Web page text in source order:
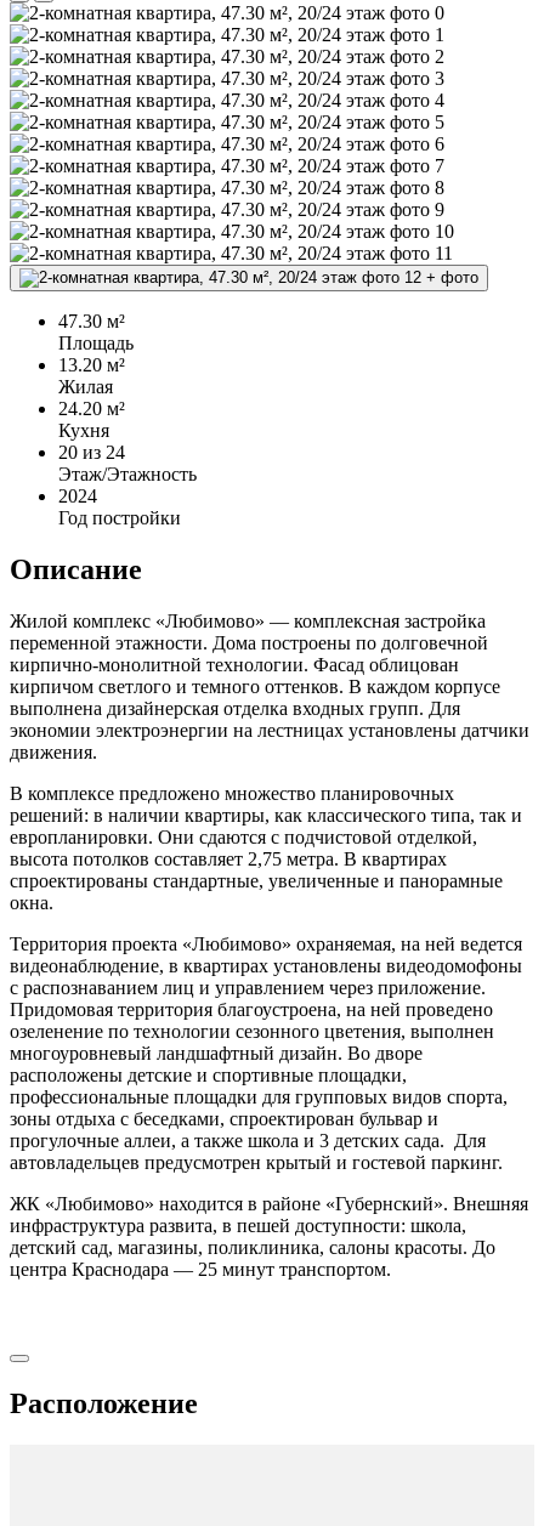
+ фото
47.30 м²
Площадь
13.20 м²
Жилая
24.20 м²
Кухня
20 из 24
Этаж/Этажность
2024
Год постройки
Описание
Жилой комплекс «Любимово» — комплексная застройка
переменной этажности. Дома построены по долговечной
кирпично-монолитной технологии. Фасад облицован
кирпичом светлого и темного оттенков. В каждом корпусе
выполнена дизайнерская отделка входных групп. Для
экономии электроэнергии на лестницах установлены датчики
движения.
В комплексе предложено множество планировочных
решений: в наличии квартиры, как классического типа, так и
европланировки. Они сдаются с подчистовой отделкой,
высота потолков составляет 2,75 метра. В квартирах
спроектированы стандартные, увеличенные и панорамные
окна.
Территория проекта «Любимово» охраняемая, на ней ведется
видеонаблюдение, в квартирах установлены видеодомофоны
с распознаванием лиц и управлением через приложение.
Придомовая территория благоустроена, на ней проведено
озеленение по технологии сезонного цветения, выполнен
многоуровневый ландшафтный дизайн. Во дворе
расположены детские и спортивные площадки,
профессиональные площадки для групповых видов спорта,
зоны отдыха с беседками, спроектирован бульвар и
прогулочные аллеи, а также школа и 3 детских сада. Для
автовладельцев предусмотрен крытый и гостевой паркинг.
ЖК «Любимово» находится в районе «Губернский». Внешняя
инфраструктура развита, в пешей доступности: школа,
детский сад, магазины, поликлиника, салоны красоты. До
центра Краснодара — 25 минут транспортом.
Расположение